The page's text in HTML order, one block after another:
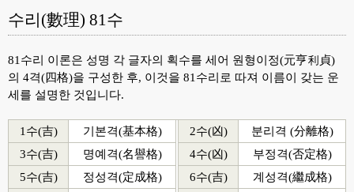
수리(數理) 81수
81수리 이론은 성명 각 글자의 획수를 세어 원형이정(元亨利貞)
의 4격(四格)을 구성한 후, 이것을 81수리로 따져 이름이 갖는 운
세를 설명한 것입니다.
1수(吉) 기본격(基本格) 2수(凶)
분리격 (分離格)
3수(吉)
명예격(名譽格) 4수(凶)
부정격(否定格)
5수(吉)
정성격(定成格) 6수(吉)
계성격(繼成格)